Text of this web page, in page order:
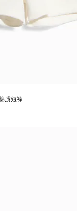
质短裤